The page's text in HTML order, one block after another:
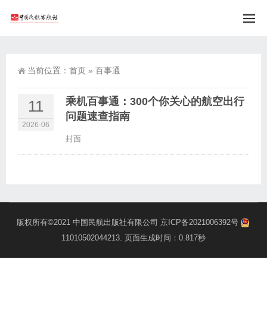
当前位置： 首页 » 百事通
11
2026-06
乘机百事通：300个你关心的航空出行
问题速查指南
封面
版权所有©2021 中国民航出版社有限公司 京ICP备2021006392号
11010502044213. 页面生成时间：0.817秒